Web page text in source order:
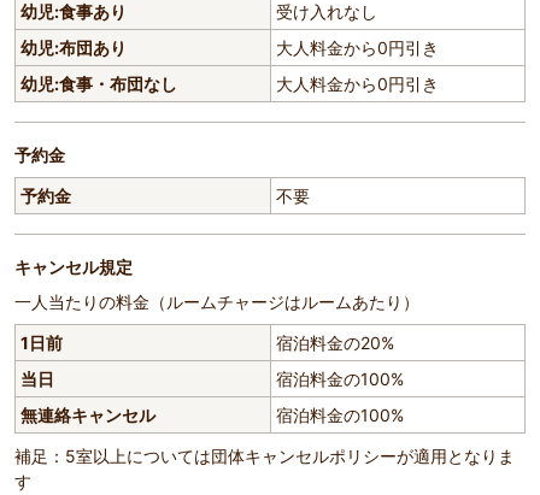
幼児:食事あり
受け入れなし
幼児:布団あり
大人料金から0円引き
幼児:食事・布団なし
大人料金から0円引き
予約金
予約金
不要
キャンセル規定
一人当たりの料金（ルームチャージはルームあたり）
1日前
宿泊料金の20%
当日
宿泊料金の100%
無連絡キャンセル
宿泊料金の100%
補足：5室以上については団体キャンセルポリシーが適用となりま
す